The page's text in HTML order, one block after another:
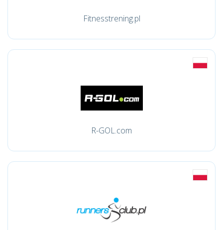
Fitnesstrening.pl
R-GOL.com